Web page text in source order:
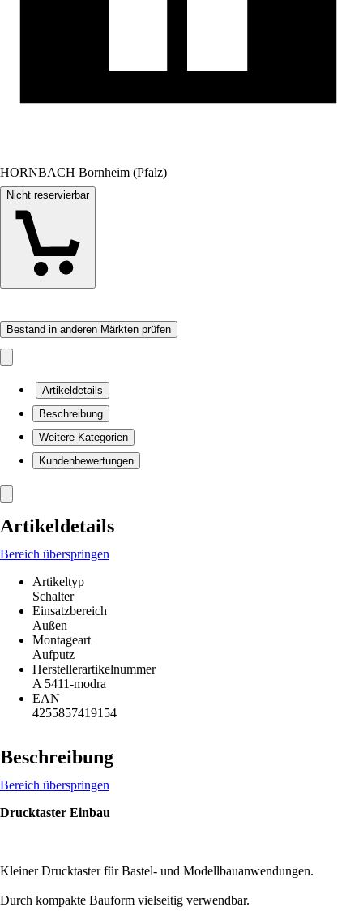
HORNBACH Bornheim (Pfalz)
Nicht reservierbar
Bestand in anderen Märkten prüfen
Artikeldetails
Beschreibung
Weitere Kategorien
Kundenbewertungen
Artikeldetails
Bereich überspringen
Artikeltyp
Schalter
Einsatzbereich
Außen
Montageart
Aufputz
Herstellerartikelnummer
A 5411-modra
EAN
4255857419154
Beschreibung
Bereich überspringen
Drucktaster Einbau
Kleiner Drucktaster für Bastel- und Modellbauanwendungen.
Durch kompakte Bauform vielseitig verwendbar.